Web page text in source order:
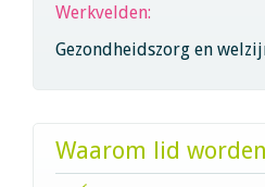
Werkvelden:
Gezondheidszorg en
Waarom lid